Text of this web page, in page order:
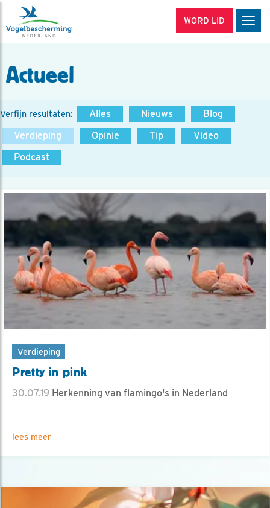
WORD LID
Actueel
Verfijn resultaten: Alles Nieuws
Blog
Verdieping
Opinie Tip
Video
Podcast
Verdieping
Pretty in pink
30.07.19 Herkenning van flamingo's in Nederland
lees meer